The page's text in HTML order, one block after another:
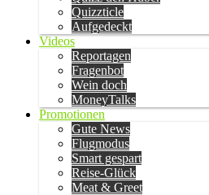
Quizzticle
Aufgedeckt
Videos
Reportagen
Fragenbot
Wein doch
MoneyTalks
Promotionen
Gute News
Flugmodus
Smart gespart
Reise-Glück
Meat & Greet